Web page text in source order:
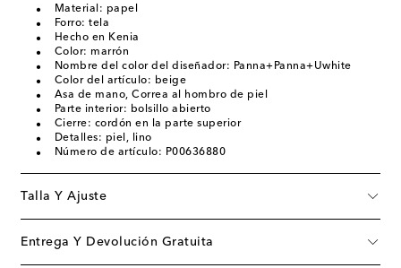
Material: papel
Forro: tela
Hecho en Kenia
Color: marrón
Nombre del color del diseñador: Panna+Panna+Uwhite
Color del artículo: beige
Asa de mano, Correa al hombro de piel
Parte interior: bolsillo abierto
Cierre: cordón en la parte superior
Detalles: piel, lino
Número de artículo: P00636880
Talla Y Ajuste
Entrega Y Devolución Gratuita